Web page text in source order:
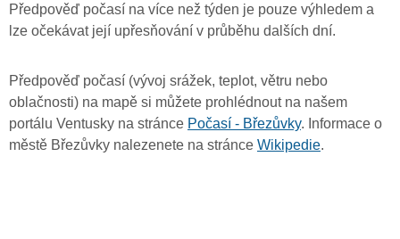
Předpověď počasí na více než týden je pouze výhledem a
lze očekávat její upřesňování v průběhu dalších dní.
Předpověď počasí (vývoj srážek, teplot, větru nebo
oblačnosti) na mapě si můžete prohlédnout na našem
portálu Ventusky na stránce Počasí - Březůvky. Informace o
městě Březůvky nalezenete na stránce Wikipedie.